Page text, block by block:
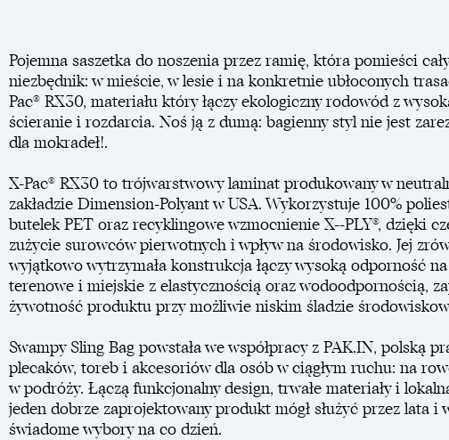
Pojemna saszetka do noszenia przez ramię, która pomieści
niezbędnik: w mieście, w lesie i na konkretnie ubłoconych
Pac® RX30, materiału który łączy ekologiczny rodowód z
ścieranie i rozdarcia. Noś ją z dumą: bagienny styl nie jest
dla mokradeł!.
X-Pac® RX30 to trójwarstwowy laminat produkowany w
zakładzie Dimension-Polyant w USA. Wykorzystuje 100%
butelek PET oraz recyklingowe wzmocnienie X--PLY®, dzięki
zużycie surowców pierwotnych i wpływ na środowisko. Jej
wyjątkowo wytrzymała konstrukcja łączy wysoką odporność
terenowe i miejskie z elastycznością oraz wodoodpornością,
żywotność produktu przy możliwie niskim śladzie
Swampy Sling Bag powstała we współpracy z PAK.IN, polską
plecaków, toreb i akcesoriów dla osób w ciągłym ruchu: na
w podróży. Łączą funkcjonalny design, trwałe materiały i
jeden dobrze zaprojektowany produkt mógł służyć przez lata i
świadome wybory na co dzień.